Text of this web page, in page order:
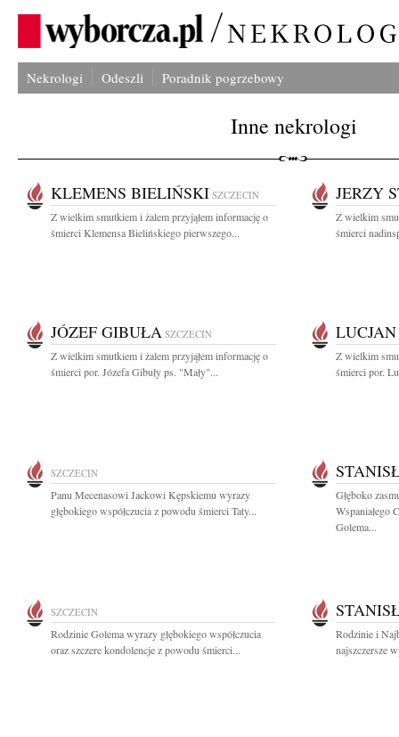
Nekrologi Odeszli Poradnik pogrzebowy
Inne nekrologi
KLEMENS BIELIŃSKI SZCZECIN
Z wielkim smutkiem i żalem przyjąłem informację o
śmierci Klemensa Bielińskiego pierwszego...
JERZY
Z wielkim
śmierci
JÓZEF GIBUŁA SZCZECIN
Z wielkim smutkiem i żalem przyjąłem informację o
śmierci por. Józefa Gibuły ps. "Mały"...
Z wielkim
śmierci por.
SZCZECIN
Panu Mecenasowi Jackowi Kępskiemu wyrazy
głębokiego współczucia z powodu śmierci Taty...
Głęboko
Wspaniałego
Golema...
SZCZECIN
Rodzinie Golema wyrazy głębokiego współczucia
oraz szczere kondolencje z powodu śmierci...
Rodzinie i
najszczersze